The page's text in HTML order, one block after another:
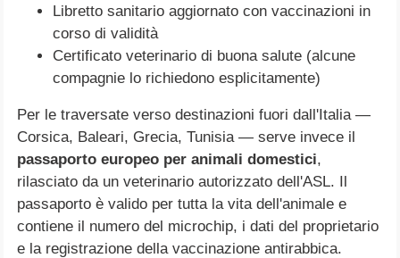
Libretto sanitario aggiornato con vaccinazioni in
corso di validità
Certificato veterinario di buona salute (alcune
compagnie lo richiedono esplicitamente)
Per le traversate verso destinazioni fuori dall'Italia —
Corsica, Baleari, Grecia, Tunisia — serve invece il
passaporto europeo per animali domestici,
rilasciato da un veterinario autorizzato dell'ASL. Il
passaporto è valido per tutta la vita dell'animale e
contiene il numero del microchip, i dati del proprietario
e la registrazione della vaccinazione antirabbica.